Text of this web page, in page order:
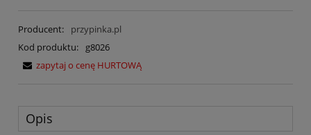
Producent:
przypinka.pl
Kod produktu:
g8026
zapytaj o cenę HURTOWĄ
Opis